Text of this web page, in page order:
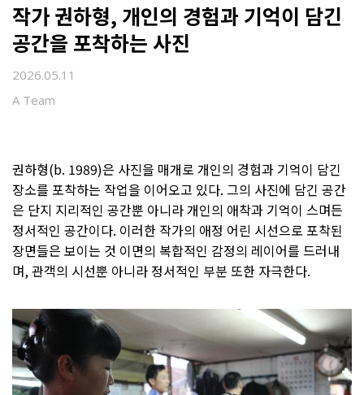
작가 권하형, 개인의 경험과 기억이 담긴
공간을 포착하는 사진
2026.05.11
A Team
권하형(b. 1989)은 사진을 매개로 개인의 경험과 기억이 담긴
장소를 포착하는 작업을 이어오고 있다. 그의 사진에 담긴 공간
은 단지 지리적인 공간뿐 아니라 개인의 애착과 기억이 스며든
정서적인 공간이다. 이러한 작가의 애정 어린 시선으로 포착된
장면들은 보이는 것 이면의 복합적인 감정의 레이어를 드러내
며, 관객의 시선뿐 아니라 정서적인 부분 또한 자극한다.